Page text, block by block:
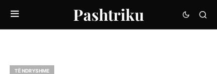
Pashtriku
TË NDRYSHME